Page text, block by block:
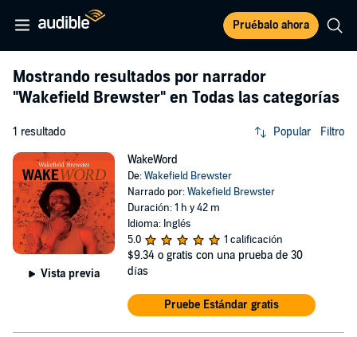
Pruébalo ahora
Mostrando resultados por narrador
"Wakefield Brewster" en Todas las categorías
1 resultado Popular Filtro
Vista previa
WakeWord
De:Wakefield Brewster
Narrado por:Wakefield Brewster
Duración: 1 h y 42 m
Idioma: Inglés
5.0
1 calificación
$9.34 o gratis con una prueba de 30
días
Pruebe Estándar gratis